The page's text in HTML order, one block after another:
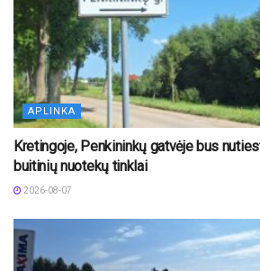
APLINKA
Kretingoje, Penkininkų gatvėje bus
buitinių nuotekų tinklai
2026-08-07